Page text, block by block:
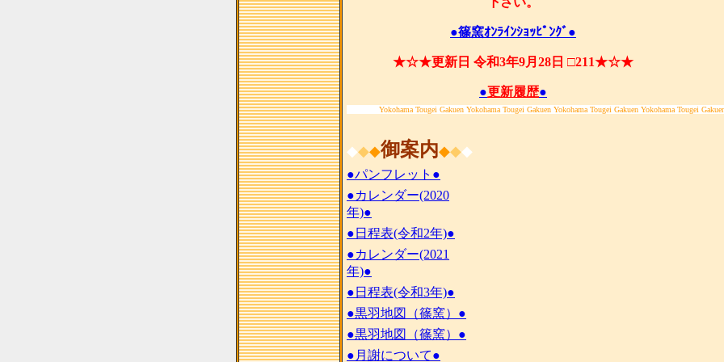
●篠窯ｵﾝﾗｲﾝｼｮｯﾋﾟﾝｸﾞ●
★☆★更新日 令和3年9月28日 □211★☆★
●更新履歴●
Yokohama Tougei Gakuen Yokohama Tougei Gakuen Yokohama Tougei Gakuen Yokohama Tougei
◆◆◆御案内◆◆◆
●パンフレット●
●カレンダー(2020
年)●
●日程表(令和2年)●
●カレンダー(2021
年)●
●日程表(令和3年)●
●黒羽地図（篠窯）●
●黒羽地図（篠窯）●
●月謝について●